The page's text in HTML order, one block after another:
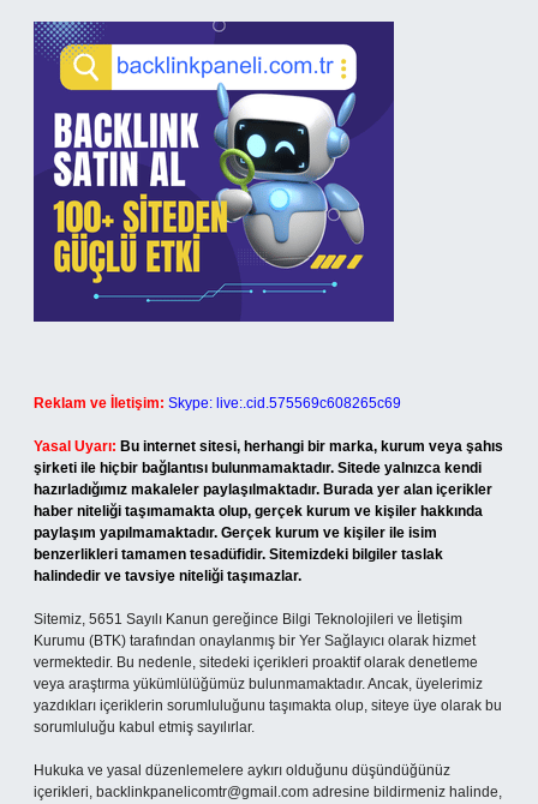
Reklam ve İletişim: Skype: live:.cid.575569c608265c69
Yasal Uyarı: Bu internet sitesi, herhangi bir marka, kurum veya şahıs
şirketi ile hiçbir bağlantısı bulunmamaktadır. Sitede yalnızca kendi
hazırladığımız makaleler paylaşılmaktadır. Burada yer alan içerikler
haber niteliği taşımamakta olup, gerçek kurum ve kişiler hakkında
paylaşım yapılmamaktadır. Gerçek kurum ve kişiler ile isim
benzerlikleri tamamen tesadüfidir. Sitemizdeki bilgiler taslak
halindedir ve tavsiye niteliği taşımazlar.
Sitemiz, 5651 Sayılı Kanun gereğince Bilgi Teknolojileri ve İletişim
Kurumu (BTK) tarafından onaylanmış bir Yer Sağlayıcı olarak hizmet
vermektedir. Bu nedenle, sitedeki içerikleri proaktif olarak denetleme
veya araştırma yükümlülüğümüz bulunmamaktadır. Ancak, üyelerimiz
yazdıkları içeriklerin sorumluluğunu taşımakta olup, siteye üye olarak bu
sorumluluğu kabul etmiş sayılırlar.
Hukuka ve yasal düzenlemelere aykırı olduğunu düşündüğünüz
içerikleri, backlinkpanelicomtr@gmail.com adresine bildirmeniz halinde,